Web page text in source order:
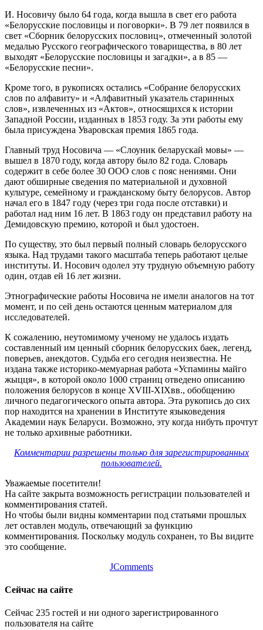
И. Носовичу было 64 года, когда вышла в свет его работа
«Белорусские пословицы и поговорки». В 79 лет появился в
свет «Сборник белорусских пословиц», отмеченный золотой
медалью Русского географического товарищества, в 80 лет
выходят «Белорусские пословицы и загадки», а в 85 —
«Белорусские песни».
Кроме того, в рукописях остались «Собрание белорусских
слов по алфавиту» и «Алфавитный указатель старинных
слов», извлеченных из «Актов», относящихся к истории
Западной России, изданных в 1853 году. За эти работы ему
была присуждена Уваровская премия 1865 года.
Главный труд Носовича — «Слоуник беларускай мовы» —
вышел в 1870 году, когда автору было 82 года. Словарь
содержит в себе более 30 ООО слов с пояс нениями. Они
дают обширные сведения по материальной и духовной
культуре, семейному и гражданскому быту белорусов. Автор
начал его в 1847 году (через три года после отставки) и
работал над ним 16 лет. В 1863 году он представил работу на
Демидовскую премию, которой и был удостоен.
По существу, это был первый полный словарь белорусского
языка. Над трудами такого масштаба теперь работают целые
институты. И. Носович одолел эту трудную объемную работу
один, отдав ей 16 лет жизни.
Этнографические работы Носовича не имели аналогов на тот
момент, и по сей день остаются ценным материалом для
исследователей.
К сожалению, неутомимому ученому не удалось издать
составленный им ценный сборник белорусских баек, легенд,
поверьев, анекдотов. Судьба его сегодня неизвестна. Не
издана также историко-мемуарная работа «Успамины майго
жыцця», в которой около 1000 страниц отведено описанию
положения белорусов в конце ХVIII-ХIХвв., обобщению
личного педагогического опыта автора. Эта рукопись до сих
пор находится на хранении в Институте языковедения
Академии наук Беларуси. Возможно, эту когда нибуть прочтут
не только архивные работники.
Комментарии разрешены только для зарегистрированных
пользователей.
Уважаемые посетители!
На сайте закрыта возможность регистрации пользователей и
комментирования статей.
Но чтобы были видны комментарии под статьями прошлых
лет оставлен модуль, отвечающий за функцию
комментирования. Поскольку модуль сохранен, то Вы видите
это сообщение.
JComments
Сейчас на сайте
Сейчас 235 гостей и ни одного зарегистрированного
пользователя на сайте